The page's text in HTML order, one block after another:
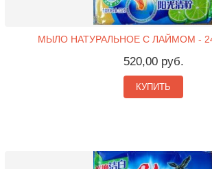
МЫЛО НАТУРАЛЬНОЕ С ЛАЙМОМ -
520,00 руб.
КУПИТЬ